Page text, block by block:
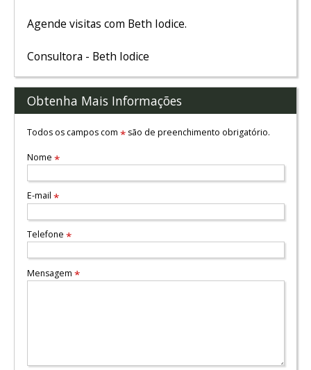
Agende visitas com Beth Iodice.
Consultora - Beth Iodice
Obtenha Mais Informações
Todos os campos com *são de preenchimento obrigatório.
Nome *
E-mail *
Telefone *
Mensagem *